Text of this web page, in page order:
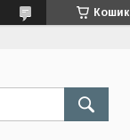
Кошик